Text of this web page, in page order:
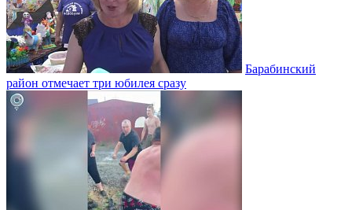
Барабинский
район отмечает три юбилея сразу